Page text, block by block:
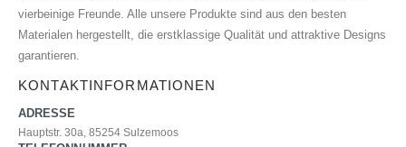
vierbeinige Freunde. Alle unsere Produkte sind aus den besten
Materialen hergestellt, die erstklassige Qualität und attraktive Designs
garantieren.
KONTAKTINFORMATIONEN
ADRESSE
Hauptstr. 30a, 85254 Sulzemoos